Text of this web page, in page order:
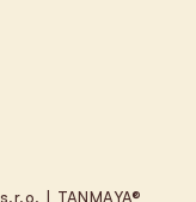
| TANMAYA®